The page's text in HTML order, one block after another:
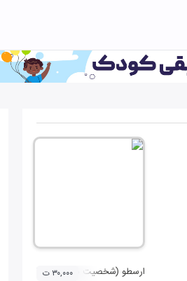
ارسطو (شخصیت های تاثیر گذار)
۳۰,۰۰۰ ت